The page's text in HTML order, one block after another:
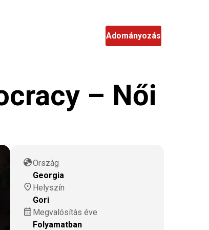
Adományozás
– Női
globeOrszág
Georgia
location_on Helyszín
Gori
calendar_month Megvalósítás éve
Folyamatban